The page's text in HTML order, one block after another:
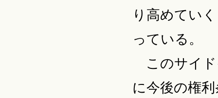
り高めてい
っている。
このサイド
に今後の権